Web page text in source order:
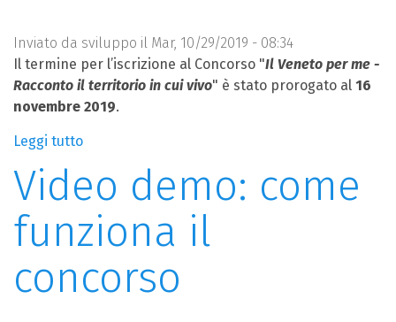
Inviato da sviluppo il Mar, 10/29/2019 - 08:34
Il termine per l’iscrizione al Concorso "Il Veneto per me -
Racconto il territorio in cui vivo" è stato prorogato al 16
novembre 2019.
Leggi tutto
termini
iscrizione
Video demo: come
funziona il
concorso